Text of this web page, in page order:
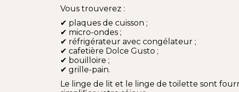
Vous trouverez :
✔ plaques de cuisson ;
✔ micro-ondes ;
✔ réfrigérateur avec congélateur ;
✔ cafetière Dolce Gusto ;
✔ bouilloire ;
✔ grille-pain.
Le linge de lit et le linge de toilette sont